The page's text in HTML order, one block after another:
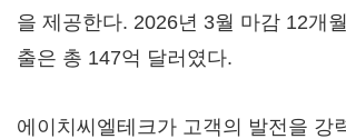
을 제공한다. 2026년 3월 마감 12개
출은 총 147억 달러였다.
에이치씨엘테크가 고객의 발전을 강